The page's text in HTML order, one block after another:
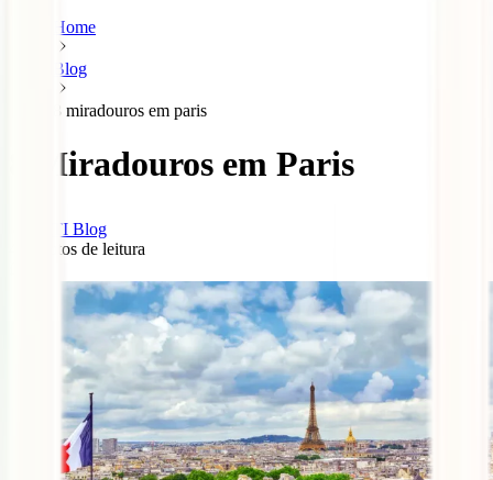
Home
Blog
8 miradouros em paris
8 Miradouros em Paris
IATI Blog
minutos de leitura